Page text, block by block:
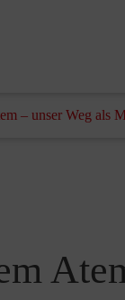
– unser Weg als